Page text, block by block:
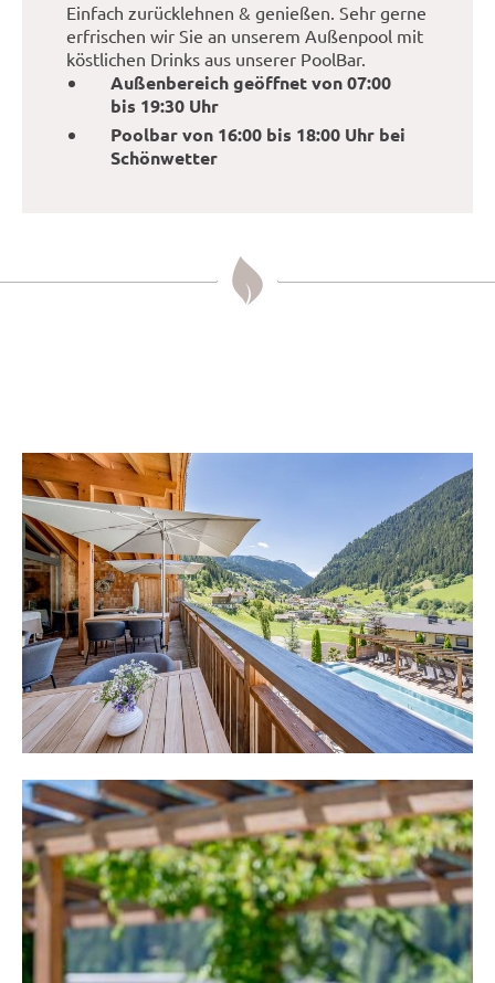
Einfach zurücklehnen & genießen. Sehr gerne
erfrischen wir Sie an unserem Außenpool mit
köstlichen Drinks aus unserer PoolBar.
Außenbereich geöffnet von 07:00
bis 19:30 Uhr
Poolbar von 16:00 bis 18:00 Uhr bei
Schönwetter